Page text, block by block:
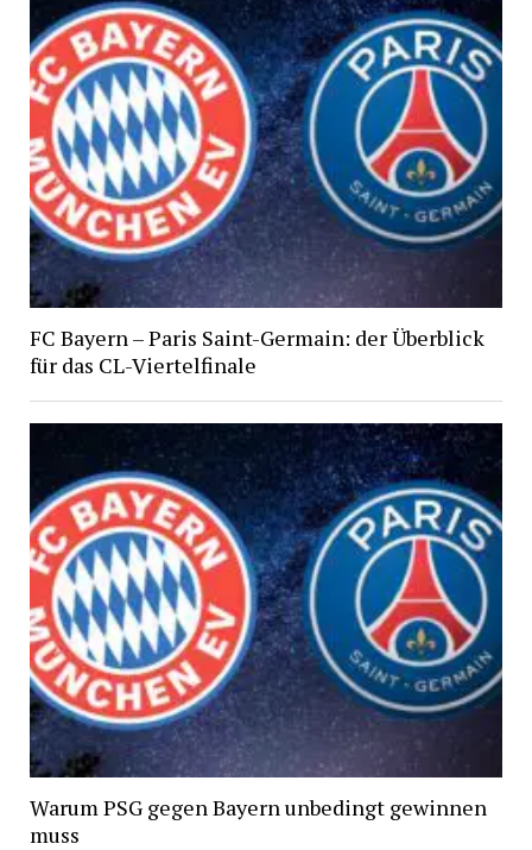
FC Bayern – Paris Saint-Germain: der Überblick
für das CL-Viertelfinale
Warum PSG gegen Bayern unbedingt gewinnen
muss